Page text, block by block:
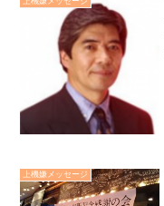
上機嫌メッセージ